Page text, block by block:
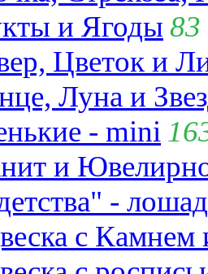
и Ягоды 83
Цветок и
Луна и
- mini
и
-
с